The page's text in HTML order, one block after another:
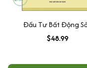
Đầu Tư Bất Động
$48.99